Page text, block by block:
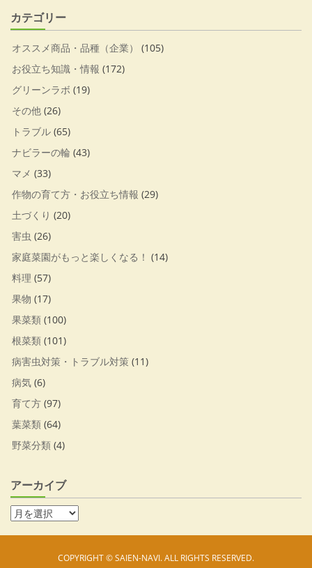
カテゴリー
オススメ商品・品種（企業）
(105)
お役立ち知識・情報 (172)
グリーンラボ (19)
その他 (26)
トラブル (65)
ナビラーの輪 (43)
マメ (33)
作物の育て方・お役立ち情報 (29)
土づくり (20)
害虫 (26)
家庭菜園がもっと楽しくなる！ (14)
料理 (57)
果物 (17)
果菜類 (100)
根菜類 (101)
病害虫対策・トラブル対策 (11)
病気 (6)
育て方 (97)
葉菜類 (64)
野菜分類 (4)
アーカイブ
COPYRIGHT © SAIEN-NAVI. ALL RIGHTS RESERVED.